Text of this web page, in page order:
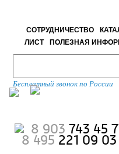
СОТРУДНИЧЕСТВО
ЛИСТ
ПОЛЕЗНАЯ
Бесплатный звонок по России
8 903 743 45
8 495 221 09 03